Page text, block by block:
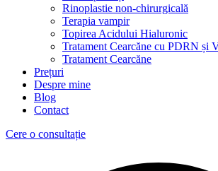
Rinoplastie non-chirurgicală
Terapia vampir
Topirea Acidului Hialuronic
Tratament Cearcăne cu PDRN și
Tratament Cearcăne
Prețuri
Despre mine
Blog
Contact
Cere o consultație